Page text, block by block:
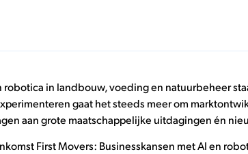
robotica in landbouw, voeding en natuurbeheer
gaat het steeds meer om
aan grote maatschappelijke uitdagingen én
First Movers: Businesskansen met AI en